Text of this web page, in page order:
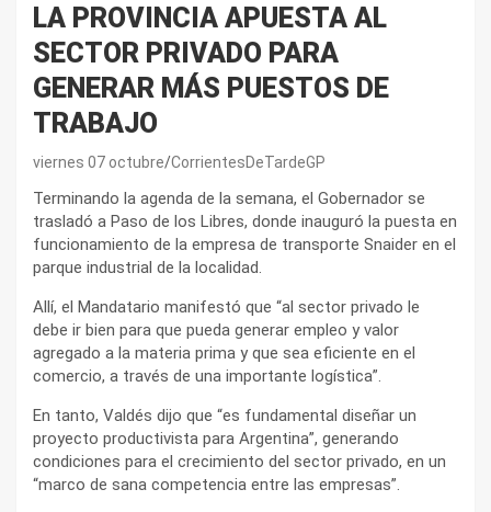
LA PROVINCIA APUESTA AL
SECTOR PRIVADO PARA
GENERAR MÁS PUESTOS DE
TRABAJO
viernes 07 octubre CorrientesDeTardeGP
Terminando la agenda de la semana, el Gobernador se
trasladó a Paso de los Libres, donde inauguró la puesta en
funcionamiento de la empresa de transporte Snaider en el
parque industrial de la localidad.
Allí, el Mandatario manifestó que “al sector privado le
debe ir bien para que pueda generar empleo y valor
agregado a la materia prima y que sea eficiente en el
comercio, a través de una importante logística”.
En tanto, Valdés dijo que “es fundamental diseñar un
proyecto productivista para Argentina”, generando
condiciones para el crecimiento del sector privado, en un
“marco de sana competencia entre las empresas”.